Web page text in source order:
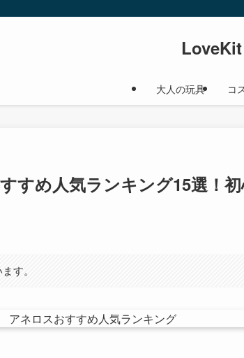
LoveKit
大人の玩具 コ
すめ人気ランキング15選！
す。